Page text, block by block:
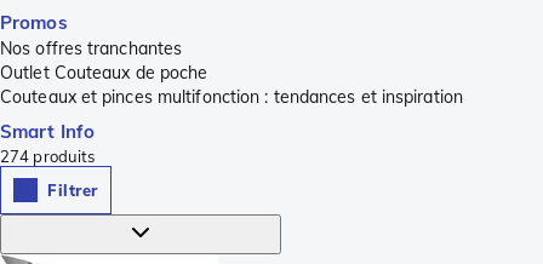
Promos
Nos offres tranchantes
Outlet Couteaux de poche
Couteaux et pinces multifonction : tendances et inspiration
Smart Info
274 produits
Filtrer